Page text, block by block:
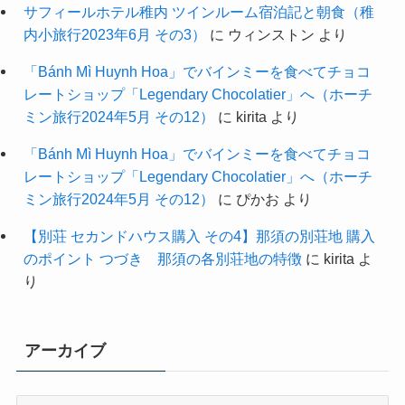
サフィールホテル稚内 ツインルーム宿泊記と朝食（稚
内小旅行2023年6月 その3）
に ウィンストン より
「Bánh Mì Huynh Hoa」でバインミーを食べてチョコ
レートショップ「Legendary Chocolatier」へ（ホーチ
ミン旅行2024年5月 その12）
に kirita より
「Bánh Mì Huynh Hoa」でバインミーを食べてチョコ
レートショップ「Legendary Chocolatier」へ（ホーチ
ミン旅行2024年5月 その12）
に ぴかお より
【別荘 セカンドハウス購入 その4】那須の別荘地 購入
のポイント つづき 那須の各別荘地の特徴に kirita よ
り
アーカイブ